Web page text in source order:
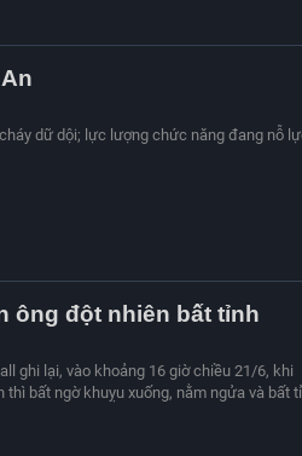
dữ dội; lực lượng chức năng đang nỗ
ông đột nhiên bất tỉnh
ghi lại, vào khoảng 16 giờ chiều 21/6, khi
bất ngờ khuỵu xuống, nằm ngửa và bất